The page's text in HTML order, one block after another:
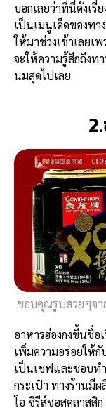
บอกเลยว่าที่นี่ดังเรี่
เป็นเมนูเด็ดของทา
ให้มาช่วงเช้าเลยเ
จะให้ความรู้สึกถึง
นมสุดไปเลย
ขอบคุณรูปสวยๆจา
อาหารฮ่องกงขึ้นชื่
เพิ่มความอร่อยให้
เป็นเชฟและชอบท
กระเป๋า ทางร้านมี
โอ ซีรีส์ซอสคลาสสิ